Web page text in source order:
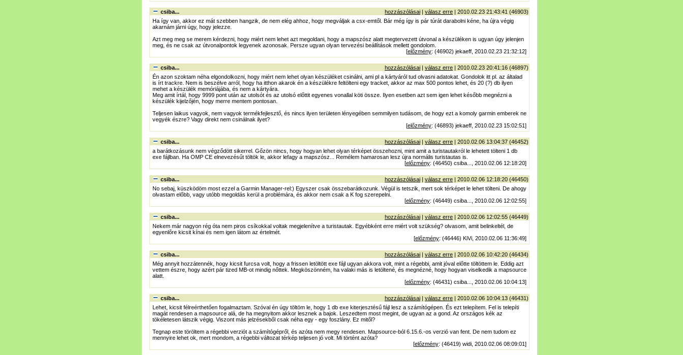
csiba... hozzászólásai | válasz erre | 2010.02.23 21:43:41 (46903)
Ha így van, akkor ez mát szebben hangzik, de nem elég ahhoz, hogy megváljak a csx-emtől. Bár még így is pár túrát darabolni kéne, ha újra végig
akarnám járni úgy, hogy jelezze.
Azt meg meg se merem kérdezni, hogy miért nem lehet azt megoldani, hogy a mapszósz alatt megtervezett útvonal a készüléken is ugyan úgy jelenjen
meg, és ne csak az útvonalpontok legyenek azonosak. Persze ugyan olyan tervezési beállítások mellett gondolom.
[előzmény: (46902) jekaeff, 2010.02.23 21:32:12]
csiba... hozzászólásai | válasz erre | 2010.02.23 20:41:16 (46897)
Én azon szoktam néha elgondolkozni, hogy miért nem lehet olyan készüléket csinálni, ami pl a kártyáról tud olvasni adatokat. Gondolok itt pl. az általad
is írt trackre. Nem is beszélve arról, hogy ha itthon akarok én a készülékre feltölteni egy tracket, akkor az max 500 pontos lehet, és 20 (?) db ilyen
mehet a készülék memóriájába, és nem a kártyára.
Meg amit írtál, hogy 9999 pont után az utolsót és az utolsó előttit egyenes vonallal köti össze. Ilyen esetben azt sem igen lehet később megnézni a
készülék kijelzőjén, hogy merre mentem pontosan.
Teljesen laikus vagyok, nem vagyok termékfejlesztő, és nincs ilyen területen lényegében semmilyen tudásom, de hogy ezt a komoly garmin emberek ne
vegyék észre? Vagy direkt nem csinálnak ilyet?
[előzmény: (46893) jekaeff, 2010.02.23 15:02:51]
csiba... hozzászólásai | válasz erre | 2010.02.06 13:04:37 (46452)
a barátkozásunk nem végződött sikerrel. Gőzön nincs, hogy hogyan lehet olyan térképet összehozni, mint amit a turistautakról le lehetett tölteni 1 db
exe fájlban. Ha OMP CE elnevezésűt töltök le, akkor lefagy a mapszósz... Remélem hamarosan lesz újra normális turistautas is.
[előzmény: (46450) csiba..., 2010.02.06 12:18:20]
csiba... hozzászólásai | válasz erre | 2010.02.06 12:18:20 (46450)
No sebaj, küszködöm most ezzel a Garmin Manager-rel:) Egyszer csak összebarátkozunk. Végül is tetszik, mert sok térképet le lehet tölteni. De ahogy
olvastam előbb, vagy utóbb megoldás kerül a problémára, és akkor nem csak a K fog szerepelni.
[előzmény: (46449) csiba..., 2010.02.06 12:02:55]
csiba... hozzászólásai | válasz erre | 2010.02.06 12:02:55 (46449)
Nekem már nagyon rég óta nem piros csíkokkal voltak megjelenítve a turistautak. Egyébként erre miért volt szükség? olvasom, amit belinkeltél, de
egyenlőre kicsit kínai és nem igen látom az értelmét.
[előzmény: (46446) KiVi, 2010.02.06 11:36:49]
csiba... hozzászólásai | válasz erre | 2010.02.06 10:42:20 (46434)
Még annyit hozzátennék, hogy kicsit furcsa volt, hogy a frissen letöltött exe fájl ugyan akkora volt, mint a régebbi, amit jóval előtte töltöttem le. Eddig azt
vettem észre, hogy azért pár tized MB-ot mindig nőttek. Megköszönném, ha valaki más is letöltené, és megnézné, hogy hogyan viselkedik a mapsource
alatt.
[előzmény: (46431) csiba..., 2010.02.06 10:04:13]
csiba... hozzászólásai | válasz erre | 2010.02.06 10:04:13 (46431)
Lehet, kicsit félreérthetően fogalmaztam. Szóval én úgy töltöm le, hogy 1 db exe kiterjesztésű fájl lesz a számítógépen. És ezt telepítem. Fel is telepíti
magát rendesen a mapsource alá, de ha megnyitom akkor lesznek a bajok. Leszedtem most megint, de ugyan az a gond. Az országos kék az
tökéletesen látszik végig. Viszont más jelzésekből csak néha egy - egy foszlány. Ez mitől?
Tegnap este töröltem a régebbi verziót a számítógépről, és azóta nem megy rendesen. Mapsource-ból 6.15.6.-os verzió van fent. De nem tudom ez
mennyire lehet ok, mert mondom, a régebbi változat térkép teljesen jó volt. Mi történt azóta?
[előzmény: (46419) widi, 2010.02.06 08:09:01]